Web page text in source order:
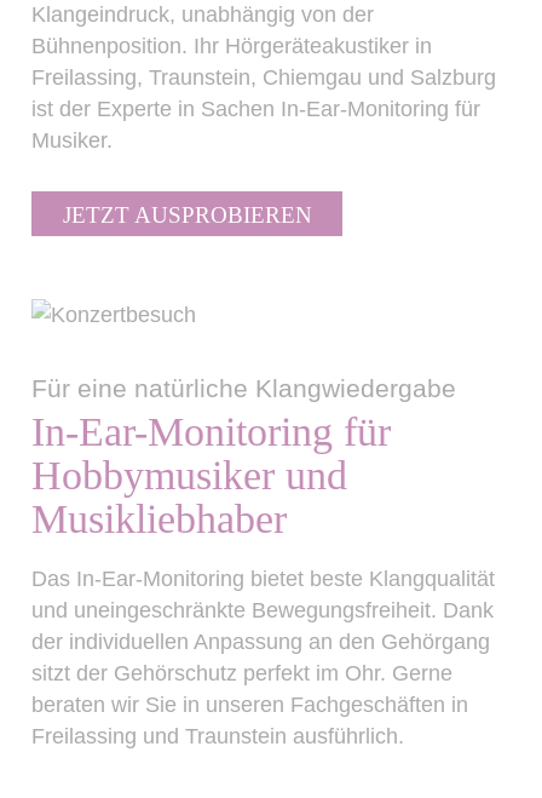
Klangeindruck, unabhängig von der
Bühnenposition. Ihr Hörgeräteakustiker in
Freilassing, Traunstein, Chiemgau und Salzburg
ist der Experte in Sachen In-Ear-Monitoring für
Musiker.
JETZT AUSPROBIEREN
Für eine natürliche Klangwiedergabe
In-Ear-Monitoring für
Hobbymusiker und
Musikliebhaber
Das In-Ear-Monitoring bietet beste Klangqualität
und uneingeschränkte Bewegungsfreiheit. Dank
der individuellen Anpassung an den Gehörgang
sitzt der Gehörschutz perfekt im Ohr. Gerne
beraten wir Sie in unseren Fachgeschäften in
Freilassing und Traunstein ausführlich.